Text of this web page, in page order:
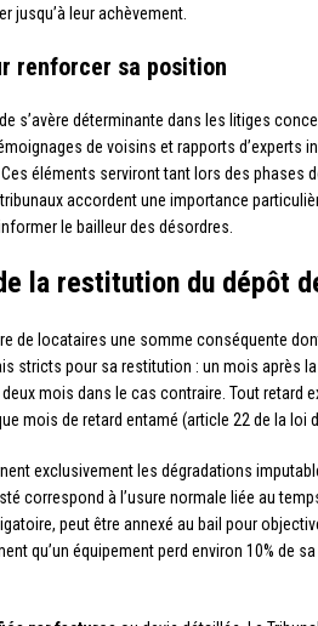
jusqu’à leur achèvement.
renforcer sa position
s’avère déterminante dans les litiges
de voisins et rapports d’experts
éléments serviront tant lors des phases
accordent une importance
le bailleur des désordres.
la restitution du dépôt
de locataires une somme conséquente
stricts pour sa restitution : un mois après
mois dans le cas contraire. Tout retard
mois de retard entamé (article 22 de la loi
exclusivement les dégradations
correspond à l’usure normale liée au
peut être annexé au bail pour
qu’un équipement perd environ 10% de